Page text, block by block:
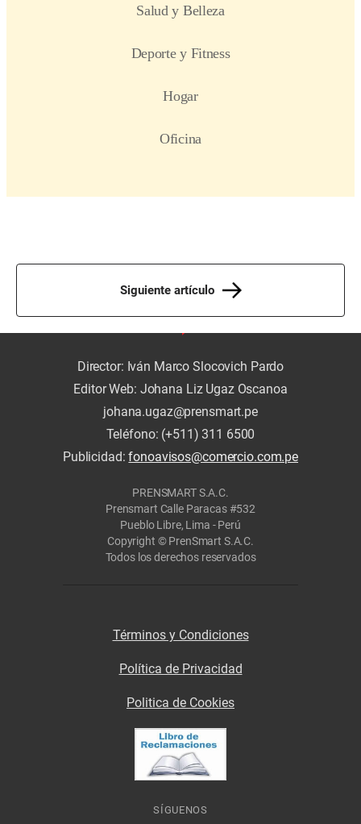
Siguiente artículo
Director: Iván Marco Slocovich Pardo
Editor Web: Johana Liz Ugaz Oscanoa
johana.ugaz@prensmart.pe
Teléfono: (+511) 311 6500
Publicidad:fonoavisos@comercio.com.pe
PRENSMART S.A.C.
Prensmart Calle Paracas #532
Pueblo Libre, Lima - Perú
Copyright © PrenSmart S.A.C.
Todos los derechos reservados
Términos y Condiciones
Política de Privacidad
Politica de Cookies
SÍGUENOS